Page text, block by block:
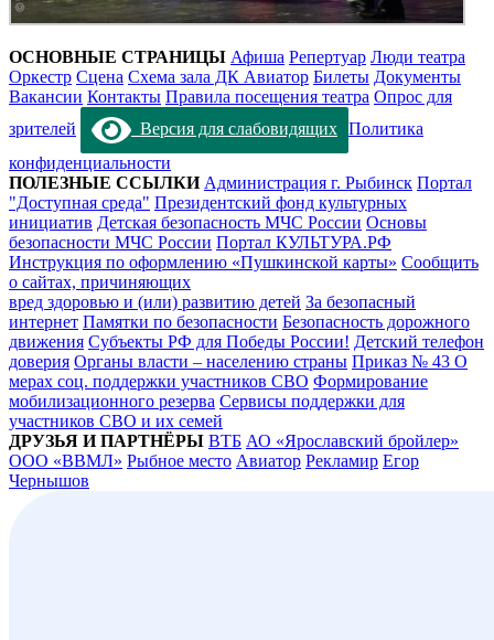
ОСНОВНЫЕ СТРАНИЦЫ Афиша Репертуар Люди театра
Оркестр Сцена Схема зала ДК Авиатор Билеты Документы
Вакансии Контакты Правила посещения театра Опрос для
зрителей
Версия для слабовидящих Политика
конфиденциальности
ПОЛЕЗНЫЕ ССЫЛКИ Администрация г. Рыбинск Портал
"Доступная среда" Президентский фонд культурных
инициатив Детская безопасность МЧС России Основы
безопасности МЧС России Портал КУЛЬТУРА.РФ
Инструкция по оформлению «Пушкинской карты» Сообщить
о сайтах, причиняющих
вред здоровью и (или) развитию детей За безопасный
интернет Памятки по безопасности Безопасность дорожного
движения Субъекты РФ для Победы России! Детский телефон
доверия Органы власти – населению страны Приказ № 43 О
мерах соц. поддержки участников СВО Формирование
мобилизационного резерва Сервисы поддержки для
участников СВО и их семей
ДРУЗЬЯ И ПАРТНЁРЫ ВТБ АО «Ярославский бройлер»
ООО «ВВМЛ» Рыбное место Авиатор Рекламир Егор
Чернышов